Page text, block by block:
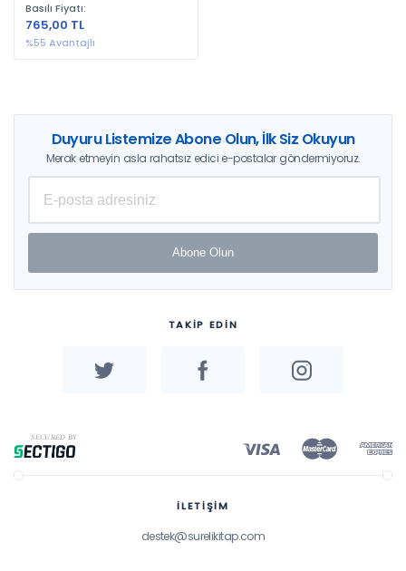
Kübra Yılmaz, Ahmet
Sağlamgöncü, Nuray
Başpınar, Tolga Topçubaşı,
Yücel Kabapınar, Birsen
Emre Göfner, Nihal Doğan,
Yasemin Yabansu, Çiğdem
Basılı Fiyatı:
765,00 TL
%55 Avantajlı
Duyuru Listemize Abone Olun, İlk Siz Okuyun
Merak etmeyin asla rahatsız edici e-postalar göndermiyoruz.
Abone Olun
TAKİP EDİN
İLETİŞİM
destek@surelikitap.com